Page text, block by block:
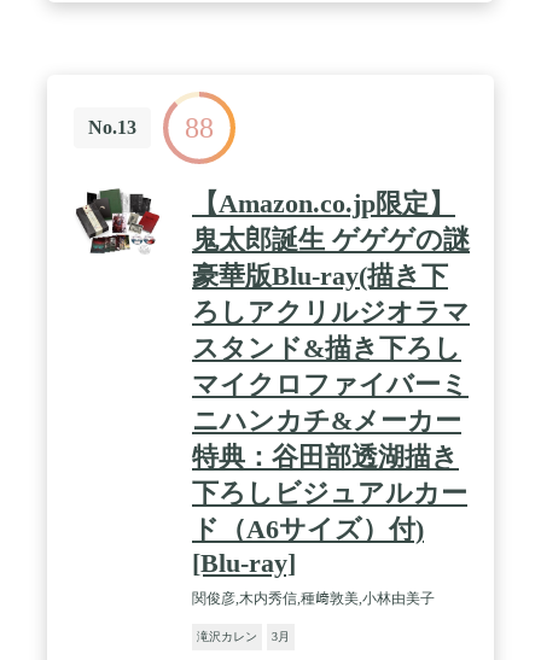
No.13 88
【Amazon.co.jp限定】
鬼太郎誕生 ゲゲゲの謎
豪華版Blu-ray(描き下
ろしアクリルジオラマ
スタンド&描き下ろし
マイクロファイバーミ
ニハンカチ&メーカー
特典：谷田部透湖描き
下ろしビジュアルカー
ド（A6サイズ）付)
[Blu-ray]
関俊彦,木内秀信,種﨑敦美,小林由美子
滝沢カレン 3月